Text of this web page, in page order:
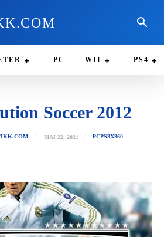
PC WII PS4
Soccer 2012
MAI 22, 2021 PCPS3X360